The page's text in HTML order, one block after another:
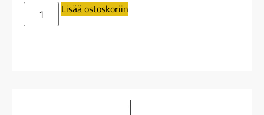
Lisää ostoskoriin